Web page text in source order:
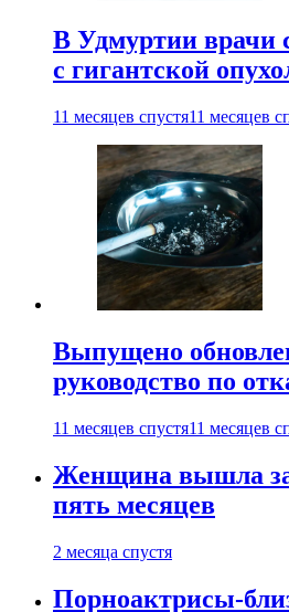
В Удмуртии врачи
с гигантской
11 месяцев спустя11 месяцев
Выпущено
руководство по
11 месяцев спустя11 месяцев
Женщина вышла
пять месяцев
2 месяца спустя
Порноактрисы-